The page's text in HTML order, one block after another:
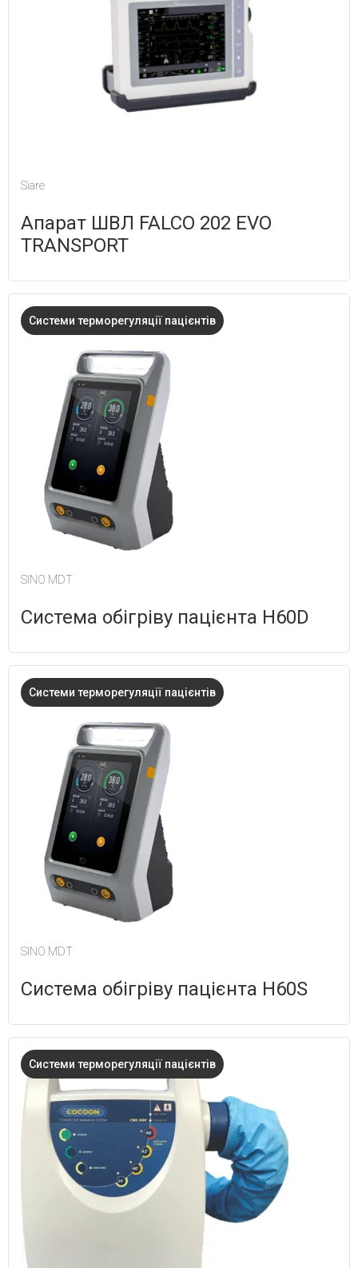
Siare
Апарат ШВЛ FALCO 202 EVO
TRANSPORT
SINO MDT
Система обігріву пацієнта Н60D
Системи терморегуляції пацієнтів
SINO MDT
Система обігріву пацієнта Н60S
Системи терморегуляції пацієнтів
Системи терморегуляції пацієнтів